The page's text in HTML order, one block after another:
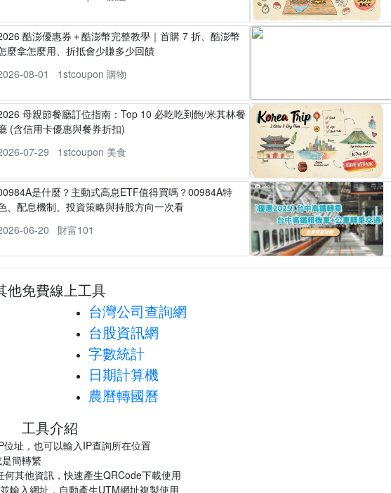
酷澎優惠券＋酷澎幣完整教學｜首購 7 折、酷澎幣
麼拿怎麼用、折抵會少賺多少回饋
08-01
1stcoupon 購物
母親節餐廳訂位指南：Top 10 必吃吃到飽/米其林餐
(含信用卡優惠與餐券折扣)
07-29
1stcoupon 美食
是什麼？主動式高息ETF值得買嗎？00984A特
、配息機制、投資策略與持股方向一次看
06-20
財富101
他免費線上工具
台灣公司查詢網
台股資訊網
字數統計
日期計算機
農曆轉國曆
工具介紹
址，也可以輸入IP查詢所在位置
簡轉繁
何其他資訊，快速產生QRCode下載使用
輸入網址，自動產生UTM網址複製使用